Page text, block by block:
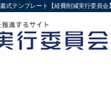
式テンプレート【経費削減実行委員会】